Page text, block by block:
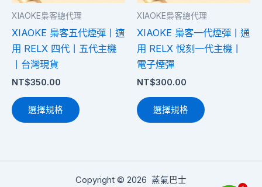
XIAOKE梟客總代理
XIAOKE 梟客五代煙彈丨適
用 RELX 四代丨五代主機
丨台灣現貨
NT$350.00
選擇規格
式。
可
在
產
選
項
XIAOKE梟客總代理
XIAOKE 梟客一代煙彈丨通
用 RELX 悅刻一代主機丨
電子煙彈
NT$300.00
選擇規格
式。
可
在
產
選
項
Copyright © 2026 蒸氣巴士